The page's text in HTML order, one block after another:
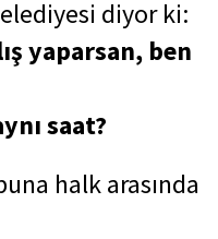
diyor ki:
yaparsan, ben
saat?
halk arasında